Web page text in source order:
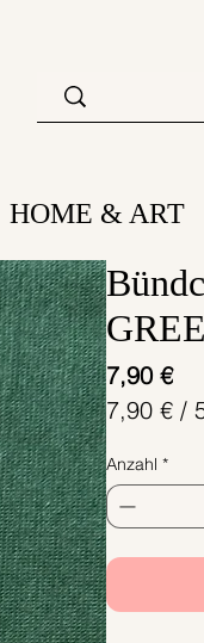
HOME & ART
7,90 €
7,90 € /
7,90 €
pro
50
Anzahl *